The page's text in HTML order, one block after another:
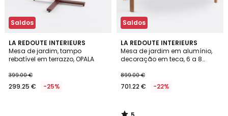
Saldos
LA REDOUTE INTERIEURS
Mesa de jardim, tampo
rebatível em terrazzo, OPALA
399.00 €
299.25 € -25%
Saldos
LA REDOUTE INTERIEURS
Mesa de jardim em alumínio,
decoração em teca, 6 a 8
899.00 €
701.22 € -22%
5
/
5